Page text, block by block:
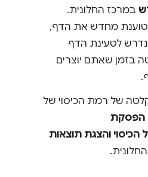
במרכז החלונית.
טוענת מחדש את הדף,
לטעינת הדף
בזמן שאתם יוצרים
של רמת הכיסוי של
הפסקת
והצגת תוצאות